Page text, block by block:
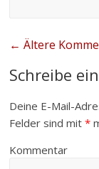
← Ältere
Schreibe
Deine E-Mail-
Felder sind mit*
Kommentar